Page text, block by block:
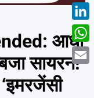
आधी
सायरन!
X